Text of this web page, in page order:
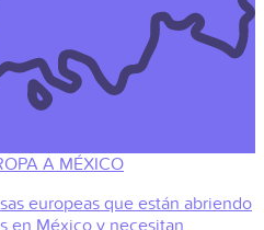
A MÉXICO
europeas que están abriendo